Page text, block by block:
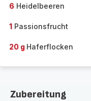
6 Heidelbeeren
1 Passionsfrucht
20 g Haferflocken
Zubereitung